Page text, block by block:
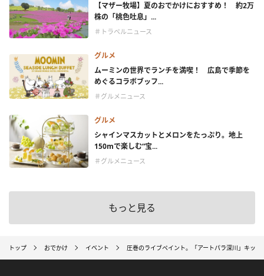
【マザー牧場】夏のおでかけにおすすめ！ 約2万
株の「桃色吐息」...
＃トラベルニュース
グルメ
ムーミンの世界でランチを満喫！ 広島で季節を
めぐるコラボブッフ...
＃グルメニュース
グルメ
シャインマスカットとメロンをたっぷり。地上
150mで楽しむ“宝...
＃グルメニュース
もっと見る
トップ おでかけ イベント 圧巻のライブペイント。「アートパラ深川」キッ